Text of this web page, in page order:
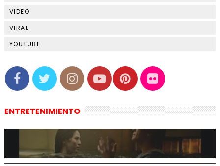
VIDEO
VIRAL
YOUTUBE
ENTRETENIMIENTO